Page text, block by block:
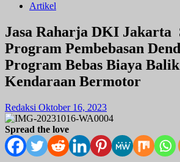
Artikel
Jasa Raharja DKI Jakarta
Program Pembebasan
Program Bebas Biaya
Kendaraan Bermotor
Redaksi Oktober 16, 2023
Spread the love